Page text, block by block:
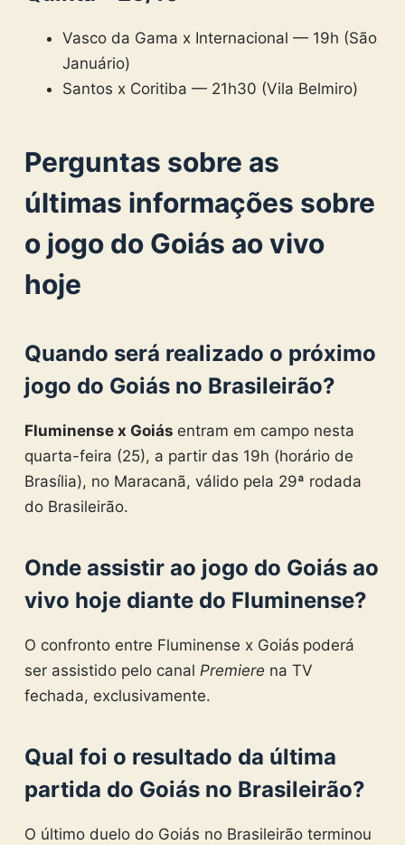
Vasco da Gama x Internacional — 19h (São
Januário)
Santos x Coritiba — 21h30 (Vila Belmiro)
Perguntas sobre as
últimas informações sobre
o jogo do Goiás ao vivo
hoje
Quando será realizado o próximo
jogo do Goiás no Brasileirão?
Fluminense x Goiás entram em campo nesta
quarta-feira (25), a partir das 19h (horário de
Brasília), no Maracanã, válido pela 29ª rodada
do Brasileirão.
Onde assistir ao jogo do Goiás ao
vivo hoje diante do Fluminense?
O confronto entre Fluminense x Goiás poderá
ser assistido pelo canal Premiere na TV
fechada, exclusivamente.
Qual foi o resultado da última
partida do Goiás no Brasileirão?
O último duelo do Goiás no Brasileirão terminou